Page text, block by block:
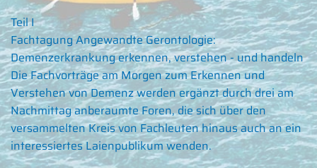
Teil I
Fachtagung Angewandte Gerontologie:
Demenzerkrankung erkennen, verstehen - und handeln
Die Fachvorträge am Morgen zum Erkennen und
Verstehen von Demenz werden ergänzt durch drei am
Nachmittag anberaumte Foren, die sich über den
versammelten Kreis von Fachleuten hinaus auch an ein
interessiertes Laienpublikum wenden.